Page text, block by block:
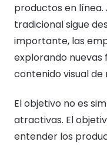
productos en
tradicional sigue
importante, las
explorando
contenido visual
El objetivo no es
atractivas. El
entender los